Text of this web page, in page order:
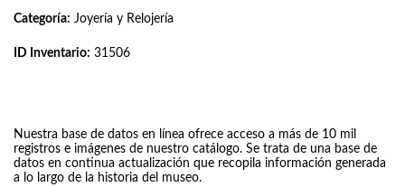
Categoría: Joyería y Relojería
ID Inventario: 31506
Nuestra base de datos en línea ofrece acceso a más de 10 mil
registros e imágenes de nuestro catálogo. Se trata de una base de
datos en continua actualización que recopila información generada
a lo largo de la historia del museo.